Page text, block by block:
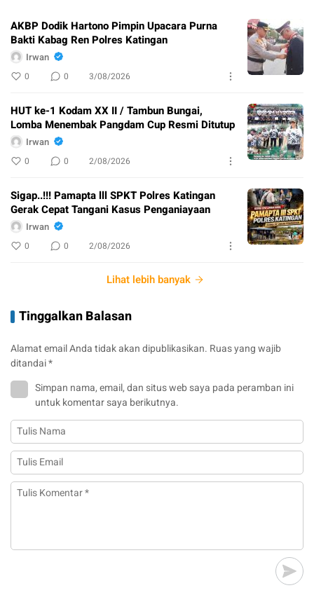
AKBP Dodik Hartono Pimpin Upacara Purna
Bakti Kabag Ren Polres Katingan
Irwan
0 0 3/08/2026
HUT ke-1 Kodam XX II / Tambun Bungai,
Lomba Menembak Pangdam Cup Resmi Ditutup
Irwan
0 0 2/08/2026
Sigap..!!! Pamapta lll SPKT Polres Katingan
Gerak Cepat Tangani Kasus Penganiayaan
Irwan
0 0 2/08/2026
Lihat lebih banyak
Tinggalkan Balasan
Alamat email Anda tidak akan dipublikasikan. Ruas yang wajib
ditandai*
Simpan nama, email, dan situs web saya pada peramban ini
untuk komentar saya berikutnya.